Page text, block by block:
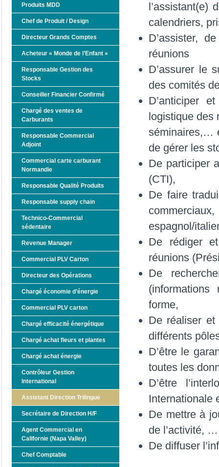
Produits MDD
Chef de Produit / Design
Directeur Grands Comptes
Acheteur « Monde de l’Enfant »
Responsable Gestion des
Stocks
Conseiller Financier Confirmé
Chargé des ventes de
Carburants
Responsable Commercial
Adjoint
Commercial carte carburant
Normandie
Responsable Qualité Produits
Responsable supply chain
Technico-Commercial
sédentaire
Revenue Manager
Commercial PLV Carton
Directeur des Opérations
Chargé économie d’énergie
Commercial PLV carton
Chargé efficacité énergétique
Chargé achat fleurs et plantes
Chargé achat énergie
Contrôleur Gestion
International
Assistant Direction Trilingue
Secrétaire de Direction H/F
Agent Commercial en
Californie (Napa Valley)
Chef Comptable
l’assistant(e)
calendriers,
D’assister,
réunions
D’assurer le
des comités
D’anticiper
logistique des
séminaires,…
de gérer les
De participer
(CTI),
De faire
espagnol/
De rédiger
réunions
De
forme,
De réaliser
différents
D’être le
toutes les
D’être
Internationale
De mettre à
de l’activité,
De diffuser